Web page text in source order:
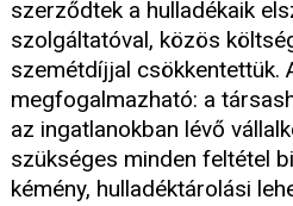
szerződtek a hulladékaik
szolgáltatóval, közös
szemétdíjjal csökkentettük.
megfogalmazható: a
az ingatlanokban lévő
szükséges minden feltétel
kémény, hulladéktárolási